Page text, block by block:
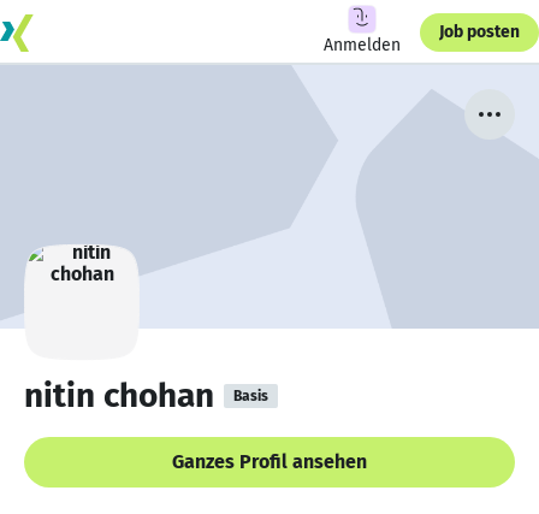
Anmelden
Job posten
nitin chohan Basis
Ganzes Profil ansehen